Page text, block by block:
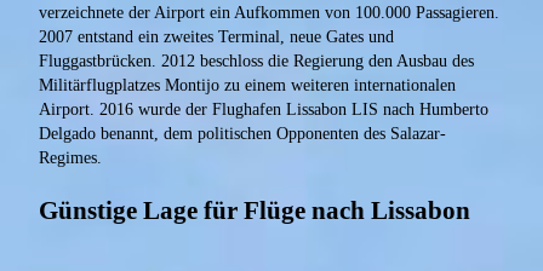
verzeichnete der Airport ein Aufkommen von 100.000 Passagieren.
2007 entstand ein zweites Terminal, neue Gates und
Fluggastbrücken. 2012 beschloss die Regierung den Ausbau des
Militärflugplatzes Montijo zu einem weiteren internationalen
Airport. 2016 wurde der Flughafen Lissabon LIS nach Humberto
Delgado benannt, dem politischen Opponenten des Salazar-
Regimes.
Günstige Lage für Flüge nach Lissabon